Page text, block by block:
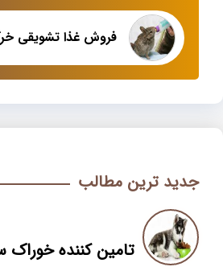
فروش غذا تشویقی خرگوش
جدید ترین مطالب